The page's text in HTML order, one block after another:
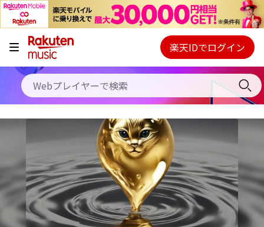
キャンペーン
料金プラン
使い方
初回30日間無料お試し
Webプレイヤー
ご契約内容の確認・変更
楽天IDでログイン